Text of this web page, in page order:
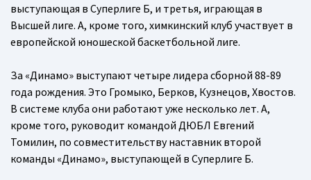
выступающая в Суперлиге Б, и третья, играющая в
Высшей лиге. А, кроме того, химкинский клуб участвует в
европейской юношеской баскетбольной лиге.
За «Динамо» выступают четыре лидера сборной 88-89
года рождения. Это Громыко, Берков, Кузнецов, Хвостов.
В системе клуба они работают уже несколько лет. А,
кроме того, руководит командой ДЮБЛ Евгений
Томилин, по совместительству наставник второй
команды «Динамо», выступающей в Суперлиге Б.